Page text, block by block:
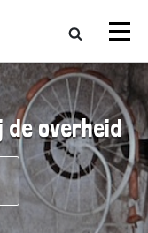
de overheid